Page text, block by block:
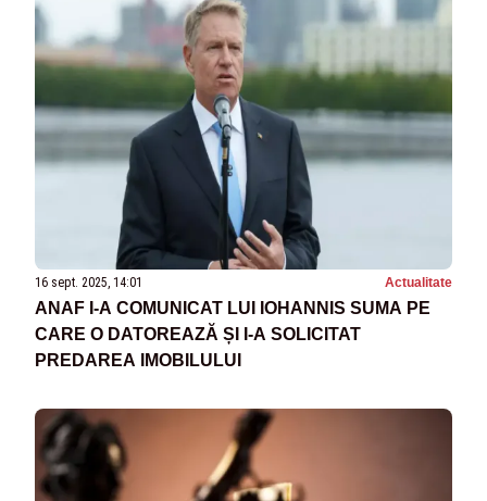
16 sept. 2025, 14:01 Actualitate
ANAF I-A COMUNICAT LUI IOHANNIS SUMA PE
CARE O DATOREAZĂ ȘI I-A SOLICITAT
PREDAREA IMOBILULUI